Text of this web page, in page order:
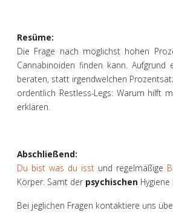
Resüme:
Die Frage nach möglichst hohen
Cannabinoiden finden kann.
beraten, statt irgendwelchen
ordentlich Restless-Legs: Warum hilft
erklären.
Abschließend:
Du bist was du isst und regelmäßige
Körper. Samt der psychischen
Bei jeglichen Fragen kontaktiere uns